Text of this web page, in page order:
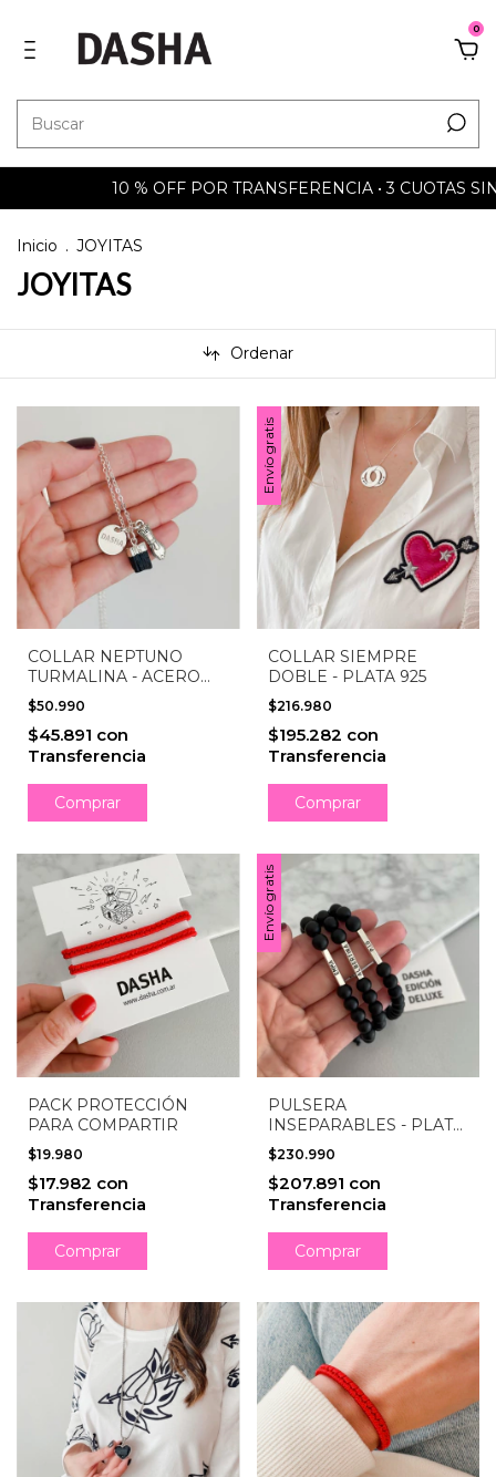
0
10 % OFF POR TRANSFERENCIA • 3 CUOTAS SIN INTERÉS
Inicio . JOYITAS
JOYITAS
Ordenar
COLLAR NEPTUNO
TURMALINA - ACERO
BLANCO
$50.990
$45.891 con
Transferencia
Envío gratis
COLLAR SIEMPRE
DOBLE - PLATA 925
$216.980
$195.282 con
Transferencia
Comprar
PACK PROTECCIÓN
PARA COMPARTIR
$19.980
$17.982 con
Transferencia
Envío gratis
PULSERA
INSEPARABLES - PLATA
925 y ÓNIX
$230.990
$207.891 con
Transferencia
Comprar